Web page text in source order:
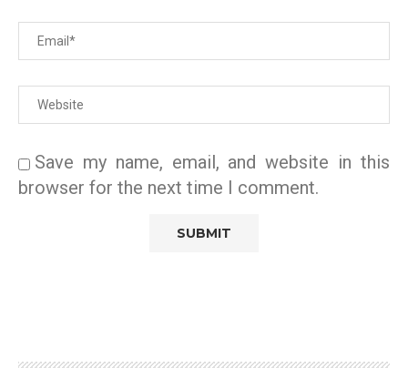
Save my name, email, and website in this
browser for the next time I comment.